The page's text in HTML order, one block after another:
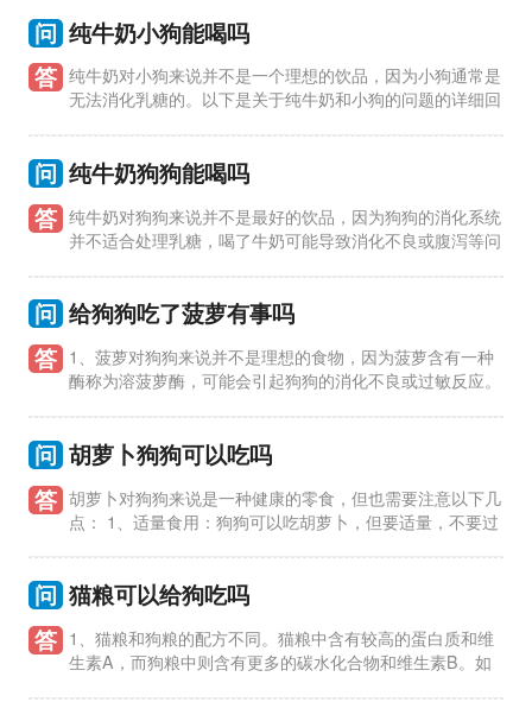
问 纯牛奶小狗能喝吗
答 纯牛奶对小狗来说并不是一个理想的饮品，因为小狗通常是
无法消化乳糖的。以下是关于纯牛奶和小狗的问题的详细回
问 纯牛奶狗狗能喝吗
答 纯牛奶对狗狗来说并不是最好的饮品，因为狗狗的消化系统
并不适合处理乳糖，喝了牛奶可能导致消化不良或腹泻等问
问 给狗狗吃了菠萝有事吗
答 1、菠萝对狗狗来说并不是理想的食物，因为菠萝含有一种
酶称为溶菠萝酶，可能会引起狗狗的消化不良或过敏反应。
问 胡萝卜狗狗可以吃吗
答 胡萝卜对狗狗来说是一种健康的零食，但也需要注意以下几
点： 1、适量食用：狗狗可以吃胡萝卜，但要适量，不要过
问 猫粮可以给狗吃吗
答 1、猫粮和狗粮的配方不同。猫粮中含有较高的蛋白质和维
生素A，而狗粮中则含有更多的碳水化合物和维生素B。如